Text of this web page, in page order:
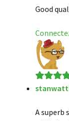
Good
Note5sur
A superb